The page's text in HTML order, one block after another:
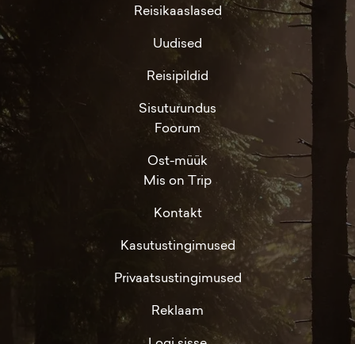
Reisikaaslased
Uudised
Reisipildid
Sisuturundus
Foorum
Ost-müük
Mis on Trip
Kontakt
Kasutustingimused
Privaatsustingimused
Reklaam